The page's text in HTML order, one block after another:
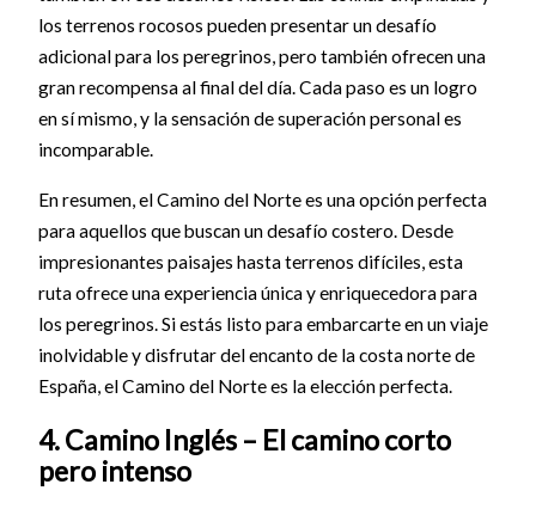
los terrenos rocosos pueden presentar un desafío
adicional para los peregrinos, pero también ofrecen una
gran recompensa al final del día. Cada paso es un logro
en sí mismo, y la sensación de superación personal es
incomparable.
En resumen, el Camino del Norte es una opción perfecta
para aquellos que buscan un desafío costero. Desde
impresionantes paisajes hasta terrenos difíciles, esta
ruta ofrece una experiencia única y enriquecedora para
los peregrinos. Si estás listo para embarcarte en un viaje
inolvidable y disfrutar del encanto de la costa norte de
España, el Camino del Norte es la elección perfecta.
4. Camino Inglés – El camino corto
pero intenso